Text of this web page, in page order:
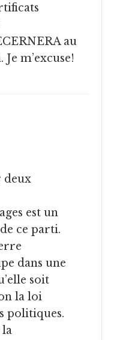
au
m’excuse!
est un
ce parti.
dans une
soit
la loi
politiques.
la